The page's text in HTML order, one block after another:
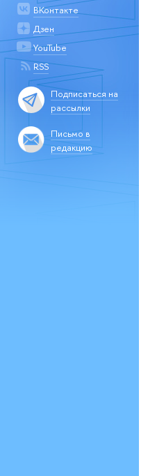
ВКонтакте
Дзен
YouTube
RSS
Подписаться на
рассылки
Письмо в
редакцию